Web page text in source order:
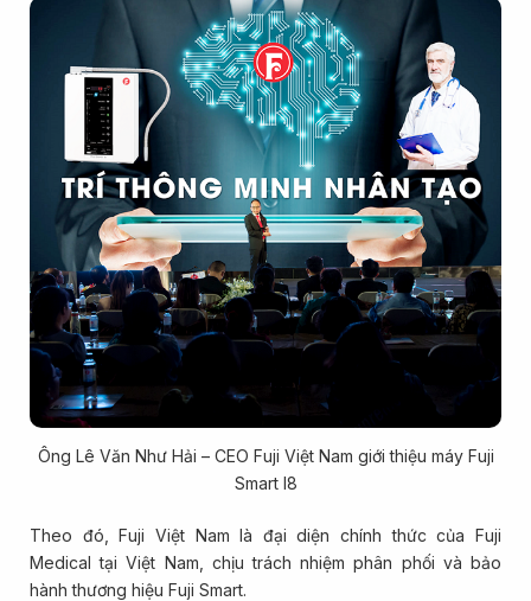
Ông Lê Văn Như Hải – CEO Fuji Việt Nam giới thiệu máy Fuji
Smart I8
Theo đó, Fuji Việt Nam là đại diện chính thức của Fuji
Medical tại Việt Nam, chịu trách nhiệm phân phối và bảo
hành thương hiệu Fuji Smart.